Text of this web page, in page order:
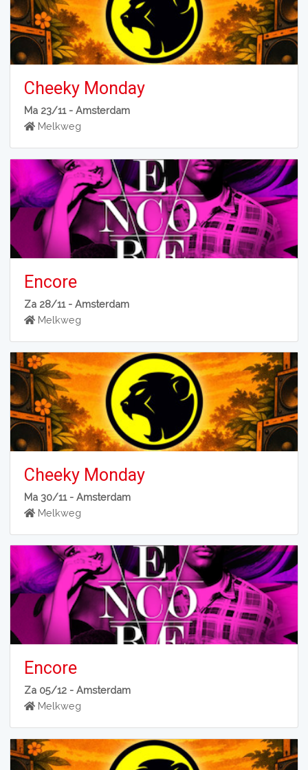
Cheeky Monday
Ma 23/11 -Amsterdam
Melkweg
Encore
Za 28/11 -Amsterdam
Melkweg
Cheeky Monday
Ma 30/11 -Amsterdam
Melkweg
Encore
Za 05/12 -Amsterdam
Melkweg